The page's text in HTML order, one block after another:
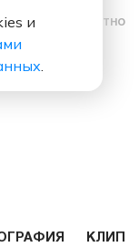
бесплатно
КЛИПЫ
и
.